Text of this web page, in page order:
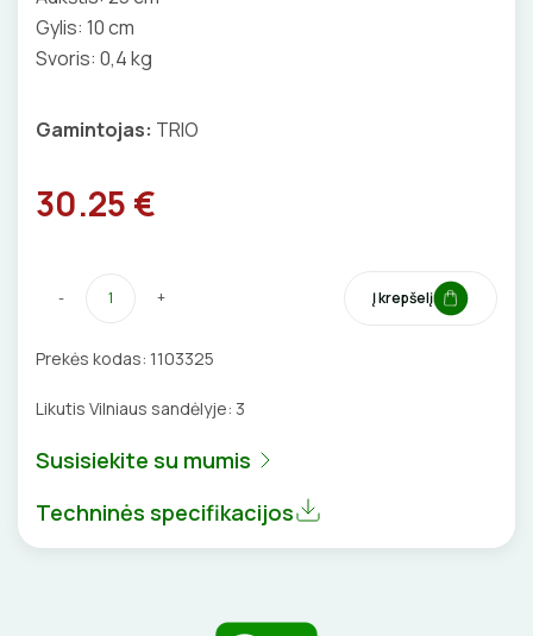
GRINDINĖS DĖŽUTĖS
VENTILIATORIAI
BATERIJOS
ŽAIBOSAUGA IR ĮŽEMINIMAS
GELINĖS JUNGTYS
Įkrovimo stotelės
AUTOMATINIAI JUNGIKLIAI
ATSUKTUVAI
Gylis: 10 cm
Svoris: 0,4 kg
Gamintojas: TRIO
30.25 €
- + Į krepšelį
Prekės kodas: 1103325
Likutis Vilniaus sandėlyje: 3
Susisiekite su mumis
Techninės specifikacijos